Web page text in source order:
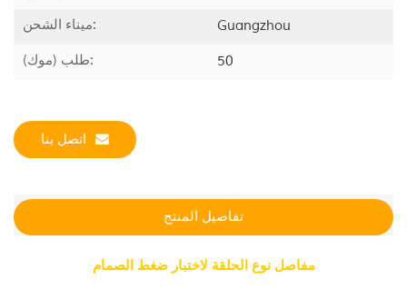
ميناء الشحن:
Guangzhou
طلب (موك):
50
اتصل بنا
تفاصيل المنتج
مفاصل نوع الحلقة لاختبار ضغط الصمام